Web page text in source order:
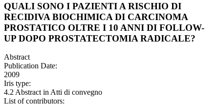
QUALI SONO I PAZIENTI A RISCHIO DI
RECIDIVA BIOCHIMICA DI CARCINOMA
PROSTATICO OLTRE I 10 ANNI DI FOLLOW-
UP DOPO PROSTATECTOMIA RADICALE?
Abstract
Publication Date:
2009
Iris type:
4.2 Abstract in Atti di convegno
List of contributors: